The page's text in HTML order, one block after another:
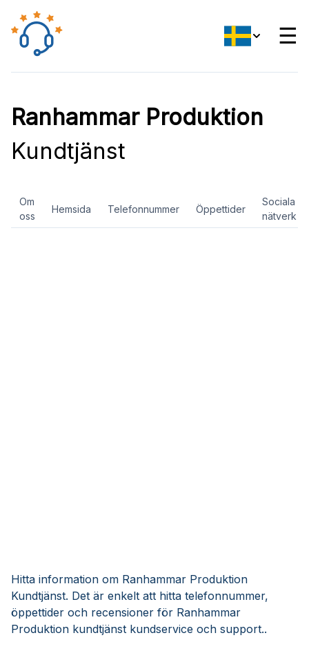
☰
Ranhammar Produktion
Kundtjänst
Om
oss
Hemsida Telefonnummer Öppettider
Sociala
nätverk
Hitta information om Ranhammar Produktion
Kundtjänst. Det är enkelt att hitta telefonnummer,
öppettider och recensioner för Ranhammar
Produktion kundtjänst kundservice och support..